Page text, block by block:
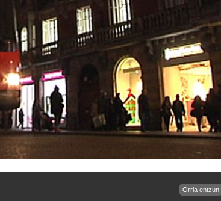
Orria entzun